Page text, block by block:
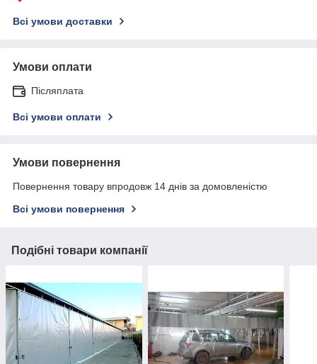
Всі умови доставки
Умови оплати
Післяплата
Всі умови оплати
Умови повернення
Повернення товару впродовж 14 днів за домовленістю
Всі умови повернення
Подібні товари компанії